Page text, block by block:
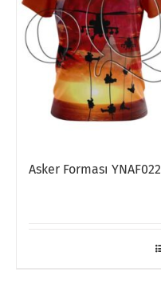
Asker Forması YNAF022